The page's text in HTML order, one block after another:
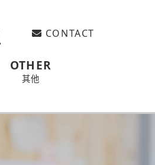
CONTACT
OTHER
其他